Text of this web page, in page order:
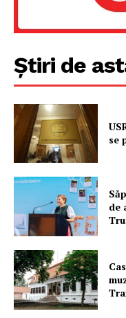
PRESShub
Despre noi / Echipa
Proiecte editoriale
Știri de
se
de